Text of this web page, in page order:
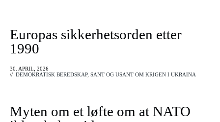
Europas sikkerhetsorden etter
1990
30. APRIL, 2026
// DEMOKRATISK BEREDSKAP, SANT OG USANT OM KRIGEN I UKRAINA
Myten om et løfte om at NATO